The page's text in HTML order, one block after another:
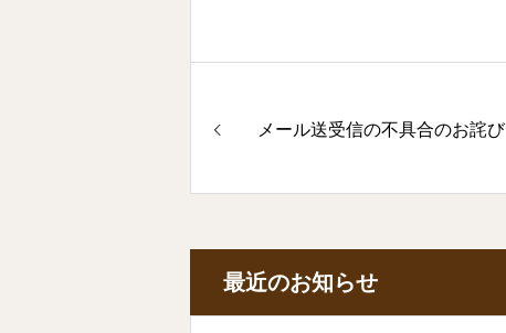
メール送受信の不具合のお詫び
最近のお知らせ